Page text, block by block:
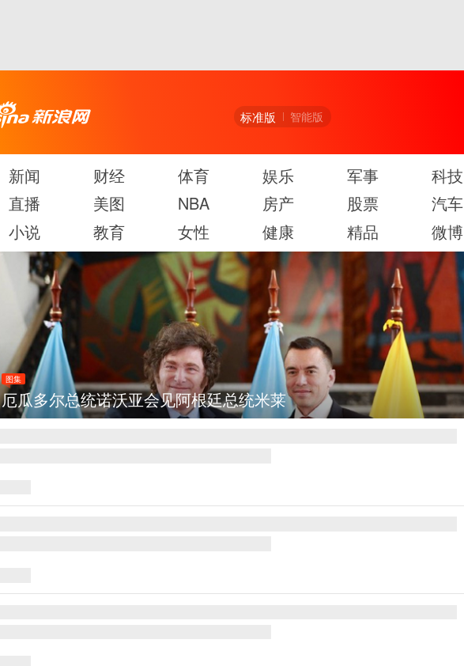
标准版 智能版
新闻 财经 体育 娱乐 军事 科技
直播
美图 NBA 房产 股票 汽车
小说
教育 女性 健康 精品 微博
图集
厄瓜多尔总统诺沃亚会见阿根廷总统米莱